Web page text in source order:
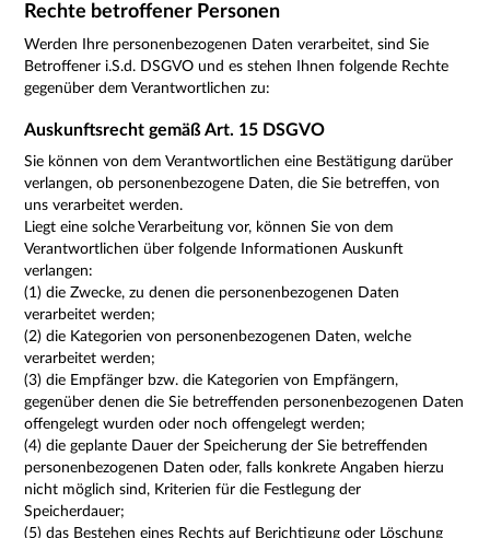
Rechte betroffener Personen
Werden Ihre personenbezogenen Daten verarbeitet, sind Sie
Betroffener i.S.d. DSGVO und es stehen Ihnen folgende Rechte
gegenüber dem Verantwortlichen zu:
Auskunftsrecht gemäß Art. 15 DSGVO
Sie können von dem Verantwortlichen eine Bestätigung darüber
verlangen, ob personenbezogene Daten, die Sie betreffen, von
uns verarbeitet werden.
Liegt eine solche Verarbeitung vor, können Sie von dem
Verantwortlichen über folgende Informationen Auskunft
verlangen:
(1) die Zwecke, zu denen die personenbezogenen Daten
verarbeitet werden;
(2) die Kategorien von personenbezogenen Daten, welche
verarbeitet werden;
(3) die Empfänger bzw. die Kategorien von Empfängern,
gegenüber denen die Sie betreffenden personenbezogenen Daten
offengelegt wurden oder noch offengelegt werden;
(4) die geplante Dauer der Speicherung der Sie betreffenden
personenbezogenen Daten oder, falls konkrete Angaben hierzu
nicht möglich sind, Kriterien für die Festlegung der
Speicherdauer;
(5) das Bestehen eines Rechts auf Berichtigung oder Löschung